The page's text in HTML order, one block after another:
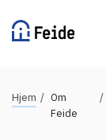
N
Hjem
Om
Feide